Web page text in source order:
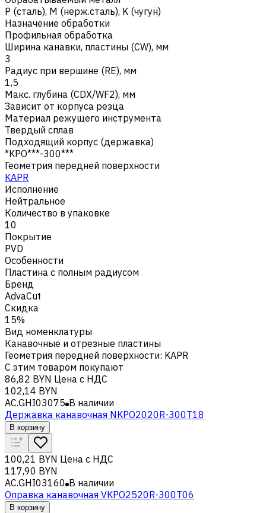
Р (сталь), M (нерж.сталь), K (чугун)
Назначение обработки
Профильная обработка
Ширина канавки, пластины (CW), мм
3
Радиус при вершине (RE), мм
1,5
Макс. глубина (CDX/WF2), мм
Зависит от корпуса резца
Материал режущего инструмента
Твердый сплав
Подходящий корпус (державка)
*KPO***-300***
Геометрия передней поверхности
KAPR
Исполнение
Нейтральное
Количество в упаковке
10
Покрытие
PVD
Особенности
Пластина с полным радиусом
Бренд
AdvaCut
Скидка
15%
Вид номенклатуры
Канавочные и отрезные пластины
Геометрия передней поверхности: KAPR
С этим товаром покупают
86,82 BYN Цена с НДС
102,14 BYN
AC.GHI03075 В наличии
Державка канавочная NKPO2020R-300T18
В корзину
100,21 BYN Цена с НДС
117,90 BYN
AC.GHI03160 В наличии
Оправка канавочная VKPO2520R-300T06
В корзину